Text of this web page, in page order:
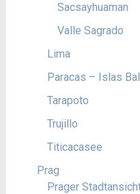
Sacsayhuaman
Valle Sagrado
Lima
Paracas – Islas
Tarapoto
Trujillo
Titicacasee
Prag
Prager